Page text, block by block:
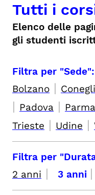
Tutti i
Elenco delle
gli studenti
Filtra per "Sede":
Bolzano |
| Padova | Parma
Trieste | Udine |
Filtra per
2 anni | 3 anni |